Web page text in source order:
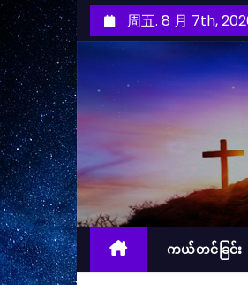
至
内
容
周五. 8 月 7th,
ကယ်တင်ခြင်း